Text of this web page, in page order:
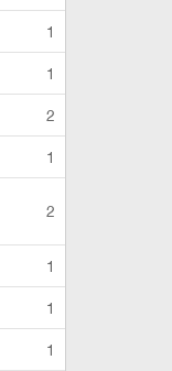
1
1
2
1
2
1
1
1